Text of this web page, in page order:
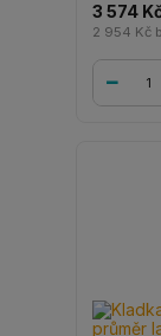
3 574
2 954 Kč